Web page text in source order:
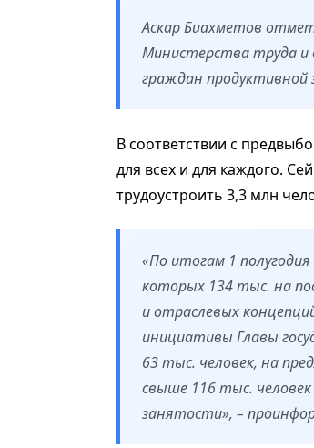
Аскар Биахметов
Министерства труда и
граждан
В соответствии с
для всех и для каждого.
трудоустроить 3,3 млн
«По итогам 1
которых 134 тыс. на
и отраслевых
инициативы Главы
63 тыс. человек, на
свыше 116 тыс.
занятости», –